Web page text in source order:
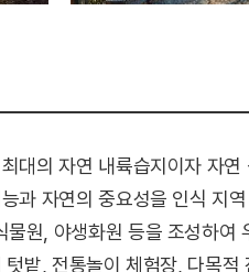
대의 자연 내륙습지이자 자
과 자연의 중요성을 인식 지
원, 야생화원 등을 조성하
밭, 전통놀이 체험장, 다목